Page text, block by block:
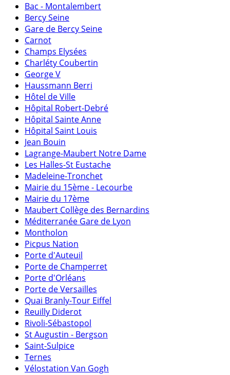
Bac - Montalembert
Bercy Seine
Gare de Bercy Seine
Carnot
Champs Elysées
Charléty Coubertin
George V
Haussmann Berri
Hôtel de Ville
Hôpital Robert-Debré
Hôpital Sainte Anne
Hôpital Saint Louis
Jean Bouin
Lagrange-Maubert Notre Dame
Les Halles-St Eustache
Madeleine-Tronchet
Mairie du 15ème - Lecourbe
Mairie du 17ème
Maubert Collège des Bernardins
Méditerranée Gare de Lyon
Montholon
Picpus Nation
Porte d'Auteuil
Porte de Champerret
Porte d'Orléans
Porte de Versailles
Quai Branly-Tour Eiffel
Reuilly Diderot
Rivoli-Sébastopol
St Augustin - Bergson
Saint-Sulpice
Ternes
Vélostation Van Gogh